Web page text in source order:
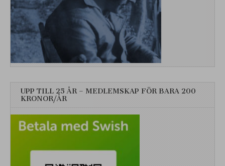
UPP TILL 25 ÅR – MEDLEMSKAP FÖR BARA 200
KRONOR/ÅR